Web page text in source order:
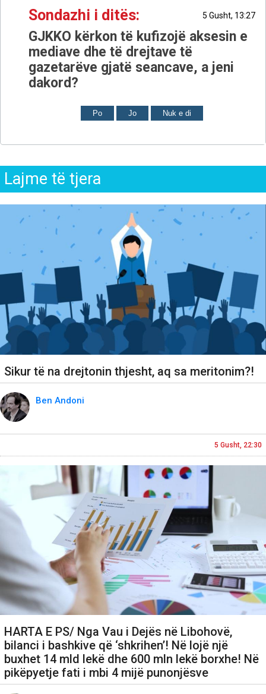
Sondazhi i ditës: 5 Gusht, 13:27
GJKKO kërkon të kufizojë aksesin e
mediave dhe të drejtave të
gazetarëve gjatë seancave, a jeni
dakord?
Po Jo Nuk e di
Lajme të tjera
Sikur të na drejtonin thjesht, aq sa meritonim?!
Ben Andoni
5 Gusht, 22:30
HARTA E PS/ Nga Vau i Dejës në Libohovë,
bilanci i bashkive që ‘shkrihen’! Në lojë një
buxhet 14 mld lekë dhe 600 mln lekë borxhe! Në
pikëpyetje fati i mbi 4 mijë punonjësve